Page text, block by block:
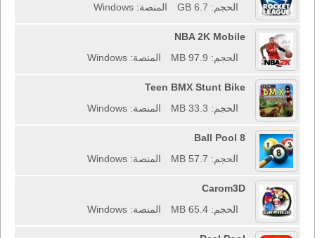
الحجم: 6.7 GB
المنصة: Windows
NBA 2K Mobile
الحجم: 97.9 MB
المنصة: Windows
Teen BMX Stunt Bike
الحجم: 33.3 MB
المنصة: Windows
8 Ball Pool
الحجم: 57.7 MB
المنصة: Windows
Carom3D
الحجم: 65.4 MB
المنصة: Windows